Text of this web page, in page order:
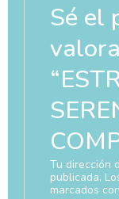
Sé el
Tu dirección
publicada.
marcados con